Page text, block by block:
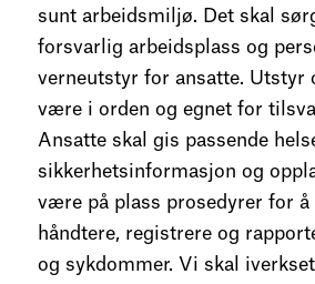
sunt arbeidsmiljø. Det skal
forsvarlig arbeidsplass og
verneutstyr for ansatte. Utstyr
være i orden og egnet for
Ansatte skal gis passende
sikkerhetsinformasjon og
være på plass prosedyrer for å
håndtere, registrere og
og sykdommer. Vi skal